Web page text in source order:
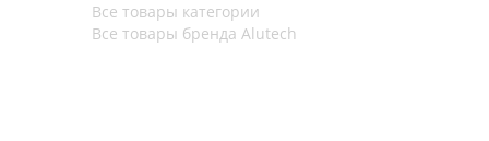
Все товары категории
Все товары бренда Alutech